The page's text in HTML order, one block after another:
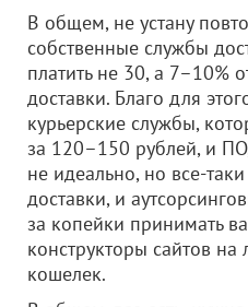
В общем, не устану
собственные службы
платить не 30, а 7–10%
доставки. Благо для
курьерские службы,
за 120–150 рублей, и
не идеально, но все-
доставки, и
за копейки принимать
конструкторы сайтов на
кошелек.